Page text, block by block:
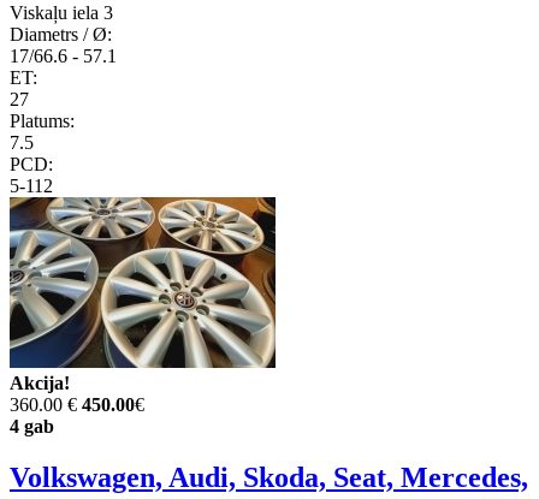
Viskaļu iela 3
Diametrs / Ø:
17/66.6 - 57.1
ET:
27
Platums:
7.5
PCD:
5-112
Akcija!
360.00 € 450.00€
4 gab
Volkswagen, Audi, Skoda, Seat, Mercedes,